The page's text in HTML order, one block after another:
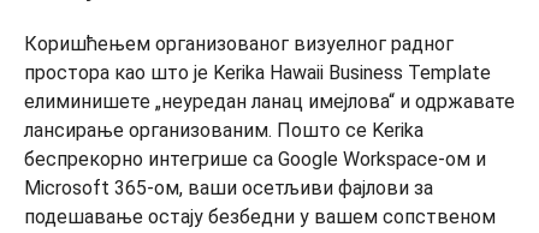
Коришћењем организованог визуелног радног
простора као што је Kerika Hawaii Business Template
елиминишете „неуредан ланац имејлова“ и одржавате
лансирање организованим. Пошто се Kerika
беспрекорно интегрише са Google Workspace-ом и
Microsoft 365-ом, ваши осетљиви фајлови за
подешавање остају безбедни у вашем сопственом